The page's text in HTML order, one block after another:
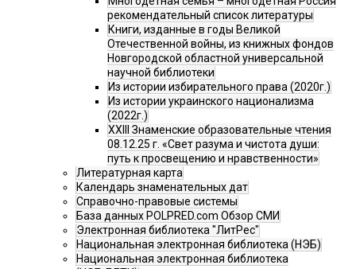
рекомендательный список литературы
Книги, изданные в годы Великой
Отечественной войны, из книжных фондов
Новгородской областной универсальной
научной библиотеки
Из истории избирательного права (2020г.)
Из истории украинского национализма
(2022г.)
XXIII Знаменские образовательные чтения
08.12.25 г. «Свет разума и чистота души:
путь к просвещению и нравственности»
Литературная карта
Календарь знаменательных дат
Справочно-правовые системы
База данных POLPRED.com Обзор СМИ
Электронная библиотека "ЛитРес"
Национальная электронная библиотека (НЭБ)
Национальная электронная библиотека